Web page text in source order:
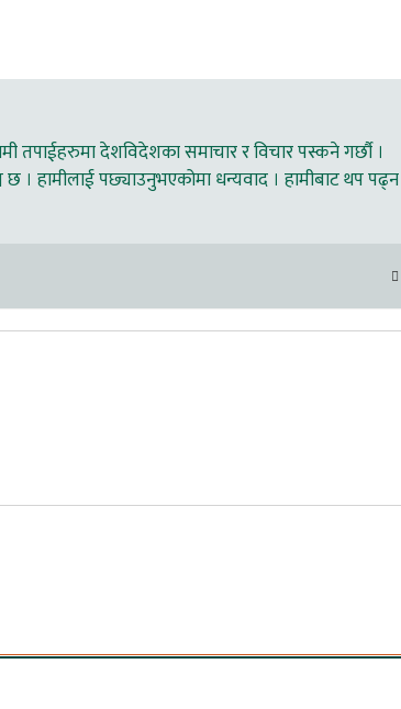
तपाईहरुमा देशविदेशका समाचार र विचार पस्कने गर्छौ ।
। हामीलाई पछ्याउनुभएकोमा धन्यवाद । हामीबाट थप पढ्न